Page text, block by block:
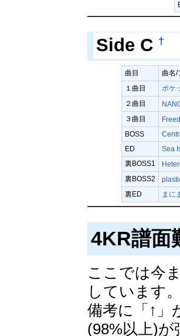
Side C †
曲目
曲名/
１曲目
ポケ
２曲目
３曲目
BOSS
ED
Sea
裏BOSS1
裏BOSS2
裏ED
まに
4KR譜面
ここでは今
しています。
備考に「↑」
(98%以上)が